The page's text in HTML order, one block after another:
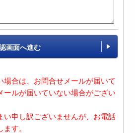
画面へ進む
合は、お問合せメールが届いて
ールが届いていない場合がござい
い申し訳ございませんが、お電話
す。